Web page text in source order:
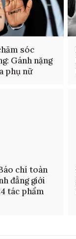
sóc
Gánh nặng
phụ nữ
chí toàn
đẳng giới
tác phẩm